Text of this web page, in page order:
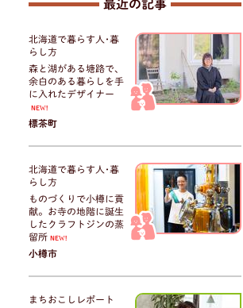
最近の記事
北海道で暮らす人･暮
らし方
森と湖がある塘路で、
余白のある暮らしを手
に入れたデザイナー
NEW!
標茶町
北海道で暮らす人･暮
らし方
ものづくりで小樽に貢
献。お寺の地階に誕生
したクラフトジンの蒸
留所 NEW!
小樽市
まちおこしレポート